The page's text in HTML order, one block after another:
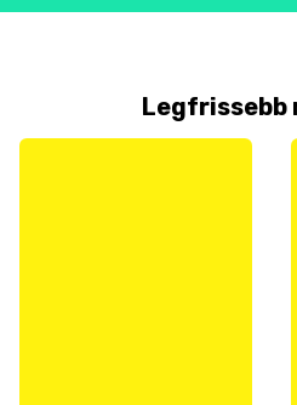
Legfrissebb